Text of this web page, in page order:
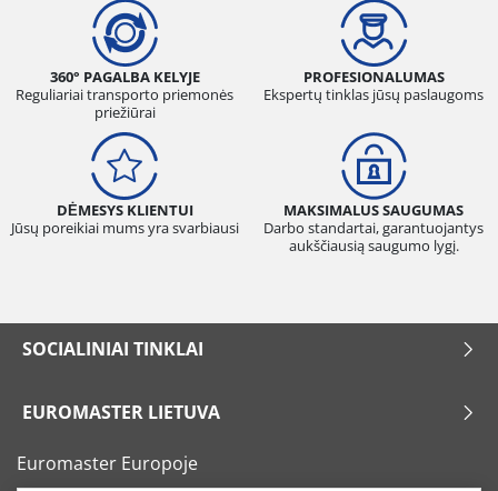
360° PAGALBA KELYJE
Reguliariai transporto priemonės
priežiūrai
PROFESIONALUMAS
Ekspertų tinklas jūsų paslaugoms
DĖMESYS KLIENTUI
Jūsų poreikiai mums yra svarbiausi
MAKSIMALUS SAUGUMAS
Darbo standartai, garantuojantys
aukščiausią saugumo lygį.
SOCIALINIAI TINKLAI
EUROMASTER LIETUVA
Euromaster Europoje